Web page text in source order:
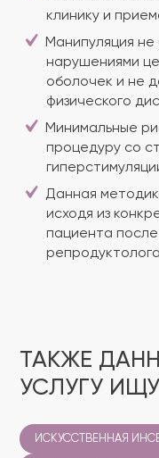
клинику и
Манипуляция не
нарушениями
оболочек и не
физического
Минимальные
процедуру со
Данная
исходя из
пациента
ТАКЖЕ
УСЛУГУ
ИСКУССТВЕННАЯ